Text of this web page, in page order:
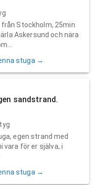
Stockholm, 25min
Askersund och nära
stuga →
sandstrand.
egen strand med
vara för er själva, i
stuga →